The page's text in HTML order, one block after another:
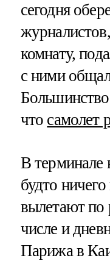
сегодня
комнату,
с ними
что самолет
В терминале
будто
вылетают по
числе и
Парижа в